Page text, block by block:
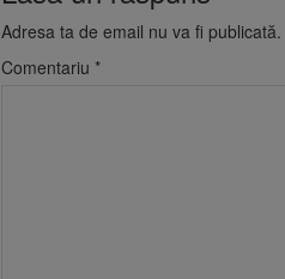
Adresa ta de email nu va fi publicată.
Comentariu *